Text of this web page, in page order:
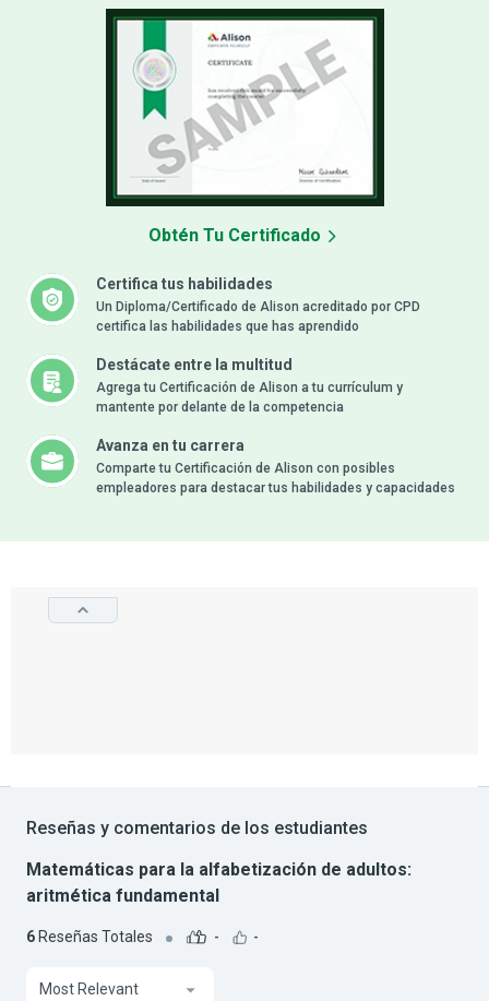
Certifica tus habilidades
Un Diploma/Certificado de Alison acreditado por CPD
certifica las habilidades que has aprendido
Destácate entre la multitud
Agrega tu Certificación de Alison a tu currículum y
mantente por delante de la competencia
Avanza en tu carrera
Comparte tu Certificación de Alison con posibles
empleadores para destacar tus habilidades y capacidades
Obtén Tu Certificado
Reseñas y comentarios de los estudiantes
Matemáticas para la alfabetización de adultos:
aritmética fundamental
6 Reseñas Totales - -
Most Relevant